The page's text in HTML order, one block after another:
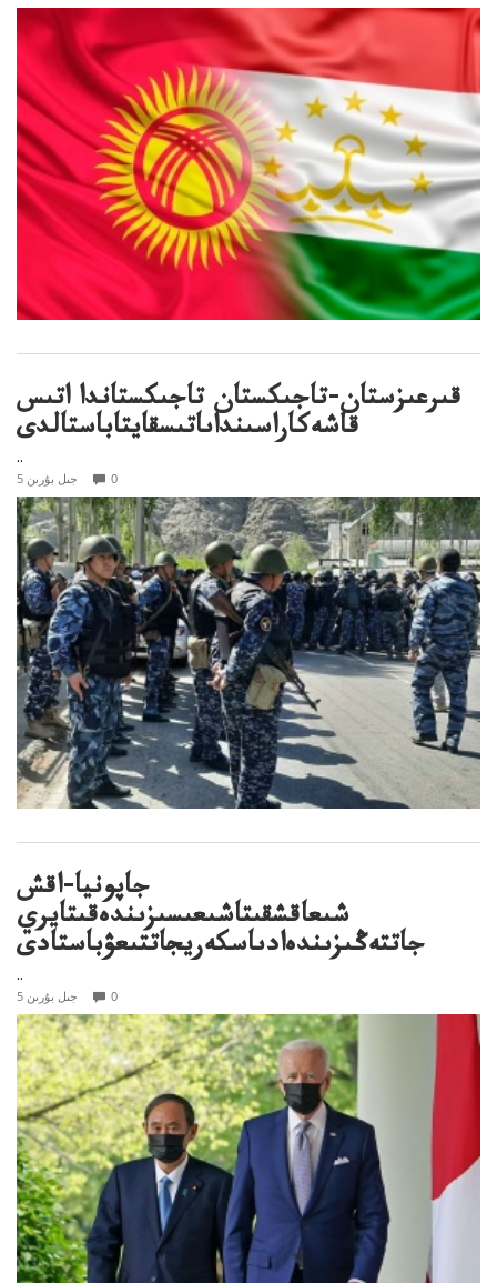
قىرعىزستان-تاجىكستان تاجىكستاندا اتىس
قاشەكاراسىنداىاتىسقايتاباستالدى
..
5 جىل بۇرىن 0
جاپونيا-اقش
شىعاقشقىتاشىعىسىزىندەقىتايري
جاتتەڭىزىندەادىاسكەريجاتتىعۋباستادى
..
5 جىل بۇرىن 0